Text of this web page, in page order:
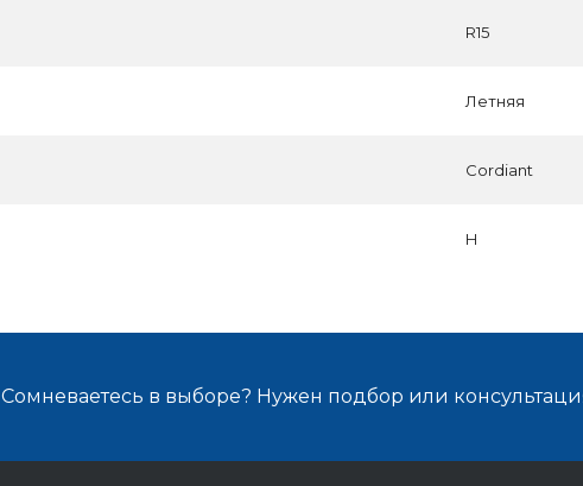
R15
Летняя
Cordiant
H
Сомневаетесь в выборе? Нужен подбор или